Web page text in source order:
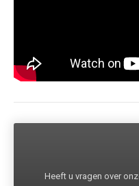
Heeft u vragen over